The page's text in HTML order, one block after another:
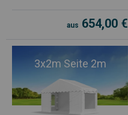
aus 654,00 €
3x2m Seite 2m